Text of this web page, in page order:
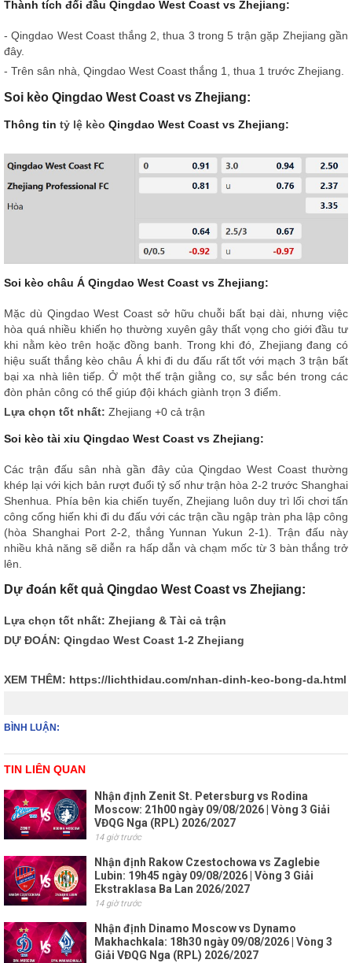
Thành tích đối đầu Qingdao West Coast vs Zhejiang:
- Qingdao West Coast thắng 2, thua 3 trong 5 trận gặp Zhejiang gần
đây.
- Trên sân nhà, Qingdao West Coast thắng 1, thua 1 trước Zhejiang.
Soi kèo Qingdao West Coast vs Zhejiang:
Thông tin tỷ lệ kèo Qingdao West Coast vs Zhejiang:
Soi kèo châu Á Qingdao West Coast vs Zhejiang:
Mặc dù Qingdao West Coast sở hữu chuỗi bất bại dài, nhưng việc
hòa quá nhiều khiến họ thường xuyên gây thất vọng cho giới đầu tư
khi nằm kèo trên hoặc đồng banh. Trong khi đó, Zhejiang đang có
hiệu suất thắng kèo châu Á khi đi du đấu rất tốt với mạch 3 trận bất
bại xa nhà liên tiếp. Ở một thế trận giằng co, sự sắc bén trong các
đòn phản công có thể giúp đội khách giành trọn 3 điểm.
Lựa chọn tốt nhất: Zhejiang +0 cả trận
Soi kèo tài xỉu Qingdao West Coast vs Zhejiang:
Các trận đấu sân nhà gần đây của Qingdao West Coast thường
khép lại với kịch bản rượt đuổi tỷ số như trận hòa 2-2 trước Shanghai
Shenhua. Phía bên kia chiến tuyến, Zhejiang luôn duy trì lối chơi tấn
công cống hiến khi đi du đấu với các trận cầu ngập tràn pha lập công
(hòa Shanghai Port 2-2, thắng Yunnan Yukun 2-1). Trận đấu này
nhiều khả năng sẽ diễn ra hấp dẫn và chạm mốc từ 3 bàn thắng trở
lên.
Dự đoán kết quả Qingdao West Coast vs Zhejiang:
Lựa chọn tốt nhất: Zhejiang & Tài cả trận
DỰ ĐOÁN: Qingdao West Coast 1-2 Zhejiang
XEM THÊM: https://lichthidau.com/nhan-dinh-keo-bong-da.html
BÌNH LUẬN:
TIN LIÊN QUAN
Nhận định Zenit St. Petersburg vs Rodina
Moscow: 21h00 ngày 09/08/2026 | Vòng 3 Giải
VĐQG Nga (RPL) 2026/2027
14 giờ trước
Nhận định Rakow Czestochowa vs Zaglebie
Lubin: 19h45 ngày 09/08/2026 | Vòng 3 Giải
Ekstraklasa Ba Lan 2026/2027
14 giờ trước
Nhận định Dinamo Moscow vs Dynamo
Makhachkala: 18h30 ngày 09/08/2026 | Vòng 3
Giải VĐQG Nga (RPL) 2026/2027